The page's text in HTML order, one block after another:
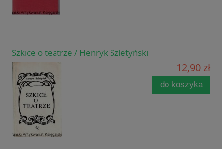
Szkice o teatrze / Henryk Szletyński
12,90 zł
do koszyka